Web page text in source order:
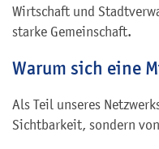
Wirtschaft und
starke Gemeinschaft.
Warum sich eine
Als Teil unseres
Sichtbarkeit, sondern